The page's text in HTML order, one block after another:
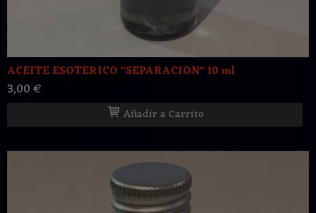
ACEITE ESOTERICO "SEPARACION" 10 ml
3,00 €
Añadir a Carrito